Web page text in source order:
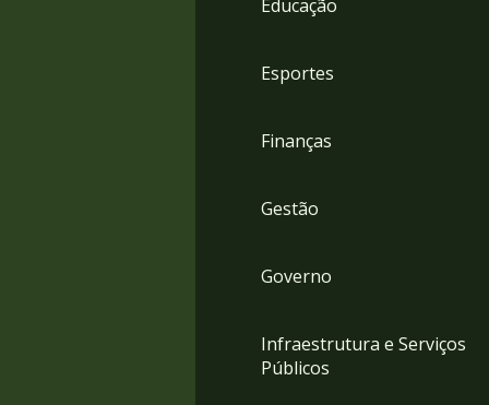
Educação
Esportes
Finanças
Gestão
Governo
Infraestrutura e Serviços
Públicos